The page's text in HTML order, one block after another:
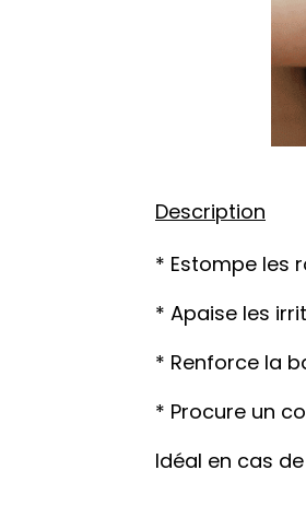
Description
* Estompe les
* Apaise les
* Renforce la
* Procure un
Idéal en cas